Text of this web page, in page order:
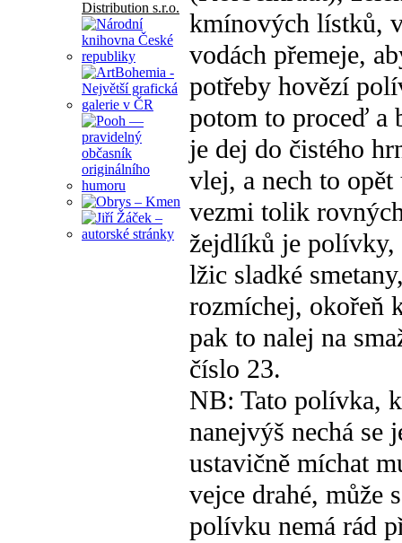
kmínových lístků,
vodách přemeje,
potřeby hovězí
potom to proceď a
je dej do čistého
vlej, a nech to opět
vezmi tolik
žejdlíků je polívky,
lžic sladké
rozmíchej, okořeň
pak to nalej na
číslo 23.
NB: Tato polívka,
nanejvýš nechá se
ustavičně míchat
vejce drahé, může
polívku nemá rád